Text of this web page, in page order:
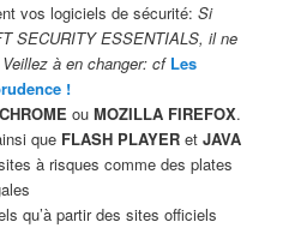
vos logiciels de sécurité: Si
SECURITY ESSENTIALS, il ne
à en changer: cf Les
!
CHROME ou MOZILLA FIREFOX.
que FLASH PLAYERet JAVA
à risques comme des plates
qu’à partir des sites officiels